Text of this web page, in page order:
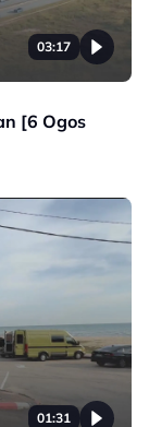
03:17
[6 Ogos
01:31